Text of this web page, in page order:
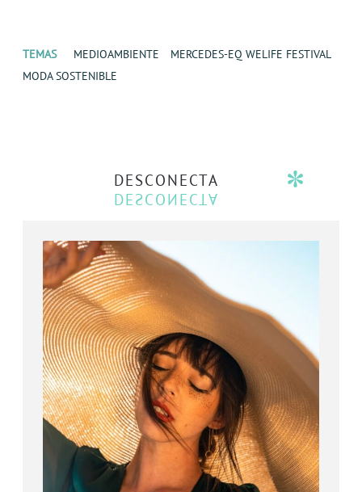
TEMAS MEDIOAMBIENTE
MERCEDES-EQ WELIFE FESTIVAL
MODA SOSTENIBLE
DESCONECTA